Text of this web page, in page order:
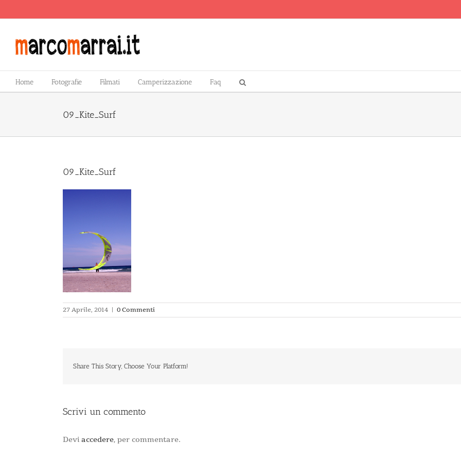
Home Fotografie Filmati Camperizzazione Faq
09_Kite_Surf
09_Kite_Surf
27 Aprile, 2014 | 0 Commenti
Share This Story, Choose Your Platform!
Scrivi un commento
Devi accedere, per commentare.